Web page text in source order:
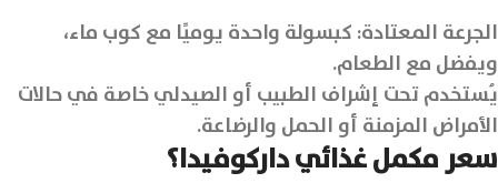
الجرعة المعتادة: كبسولة واحدة يوميًا مع كوب ماء،
ويفضل مع الطعام.
يُستخدم تحت إشراف الطبيب أو الصيدلي خاصة في حالات
الأمراض المزمنة أو الحمل والرضاعة.
سعر مكمل غذائي داركوفيدا؟